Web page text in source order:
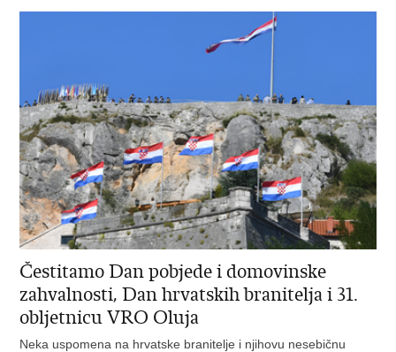
Čestitamo Dan pobjede i domovinske
zahvalnosti, Dan hrvatskih branitelja i 31.
obljetnicu VRO Oluja
Neka uspomena na hrvatske branitelje i njihovu nesebičnu